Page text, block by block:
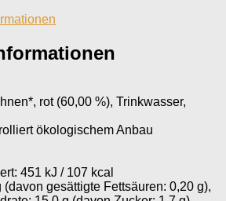
rot (60,00 %), Trinkwasser,
ökologischem Anbau
451 kJ / 107 kcal
(davon gesättigte Fettsäuren: 0,20 g),